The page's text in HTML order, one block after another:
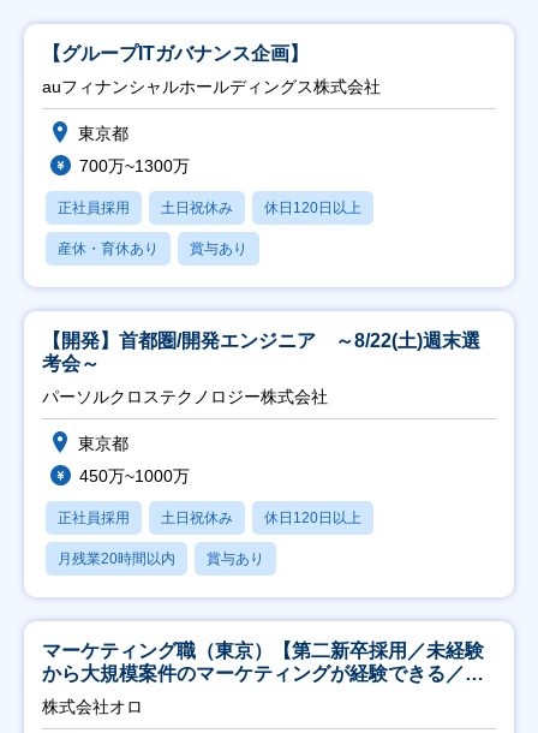
【グループITガバナンス企画】
auフィナンシャルホールディングス株式会社
東京都
700万~1300万
正社員採用 土日祝休み 休日120日以上
産休・育休あり 賞与あり
【開発】首都圏/開発エンジニア ～8/22(土)週末選
考会～
パーソルクロステクノロジー株式会社
東京都
450万~1000万
正社員採用 土日祝休み 休日120日以上
月残業20時間以内 賞与あり
マーケティング職（東京）【第二新卒採用／未経験
から大規模案件のマーケティングが経験できる／研
修充実】
株式会社オロ